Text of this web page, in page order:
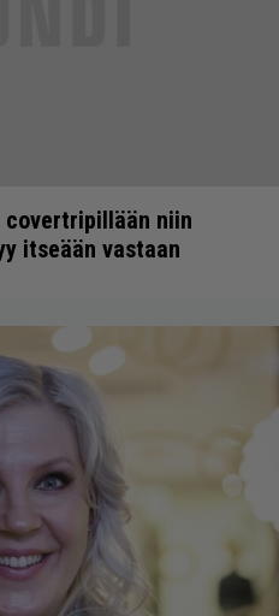
covertripillään niin
itseään vastaan